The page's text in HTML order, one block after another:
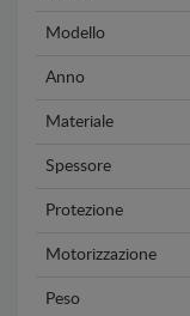
Modello
Anno
Materiale
Spessore
Protezione
Motorizzazione
Peso